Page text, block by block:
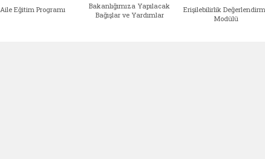
Aile Eğitim Programı
Bakanlığımıza Yapılacak
Bağışlar ve Yardımlar
Erişilebilirlik
Modülü